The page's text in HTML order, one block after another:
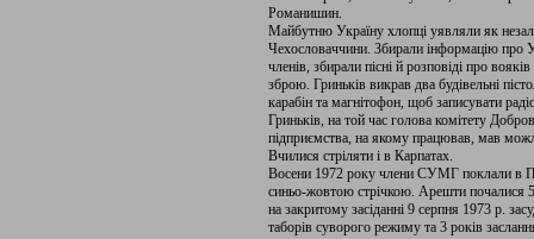
Романишин.
Майбутню Україну хлопці уявляли як
Чехословаччини. Збирали інформацію про
членів, збирали пісні й розповіді про
зброю. Гриньків викрав два будівельні
карабін та магнітофон, щоб записувати
Гриньків, на той час голова комітету
підприємства, на якому працював, мав
Вчилися стріляти і в Карпатах.
Восени 1972 року члени СУМГ поклали в
синьо-жовтою стрічкою. Арешти почалися
на закритому засіданні 9 серпня 1973 р.
таборів суворого режиму та 3 років